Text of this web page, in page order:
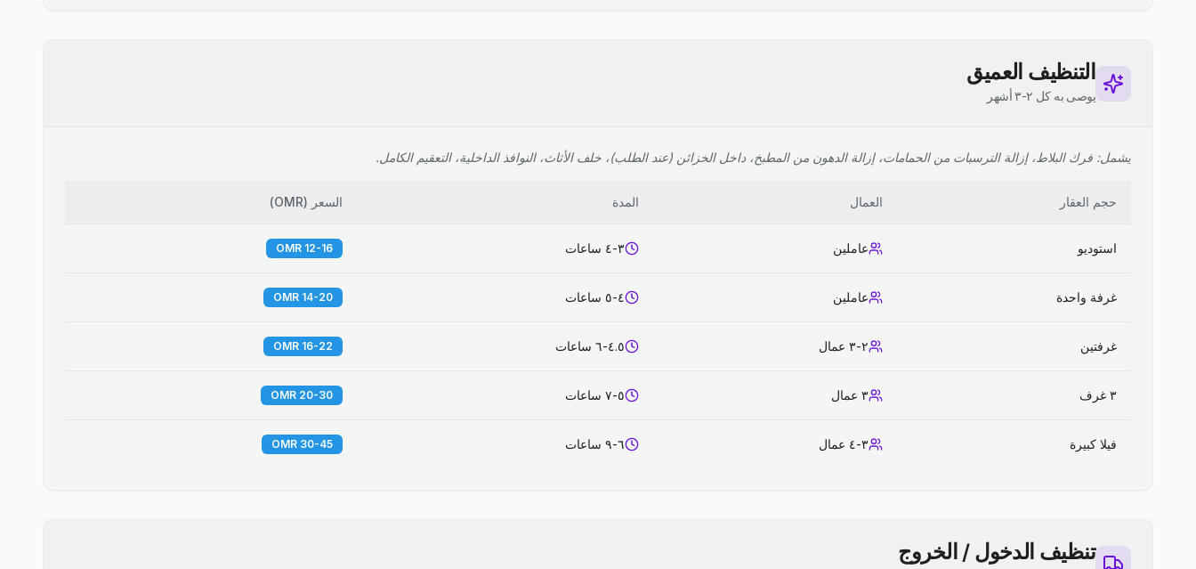
التنظيف العميق
يوصى به كل ٢-٣ أشهر
يشمل: فرك البلاط، إزالة الترسبات من الحمامات، إزالة الدهون من المطبخ، داخل الخزائن (عند الطلب)، خلف الأثاث، النوافذ الداخلية، التعقيم الكامل.
حجم العقار العمال المدة السعر (
OMR
)
استوديو عاملين ٣-٤ ساعات 12-16 OMR
غرفة واحدة عاملين ٤-٥ ساعات 14-20 OMR
غرفتين ٢-٣ عمال ٤.٥-٦ ساعات 16-22 OMR
٣ غرف ٣ عمال ٥-٧ ساعات 20-30 OMR
فيلا كبيرة ٣-٤ عمال ٦-٩ ساعات 30-45 OMR
تنظيف الدخول / الخروج